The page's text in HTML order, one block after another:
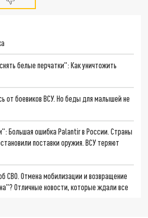
белые перчатки": Как уничтожить
от боевиков ВСУ. Но беды для малышей не
Большая ошибка Palantir в России. Страны
поставки оружия. ВСУ теряют
СВО. Отмена мобилизации и возвращение
Отличные новости, которые ждали все